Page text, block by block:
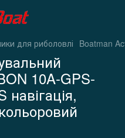
для риболовлі Boatman
10A-GPS-
навігація,